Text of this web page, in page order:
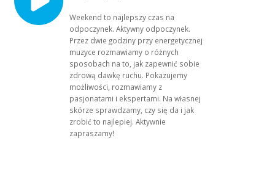
Weekend to najlepszy czas na
odpoczynek. Aktywny odpoczynek.
Przez dwie godziny przy energetycznej
muzyce rozmawiamy o różnych
sposobach na to, jak zapewnić sobie
zdrową dawkę ruchu. Pokazujemy
możliwości, rozmawiamy z
pasjonatami i ekspertami. Na własnej
skórze sprawdzamy, czy się da i jak
zrobić to najlepiej. Aktywnie
zapraszamy!